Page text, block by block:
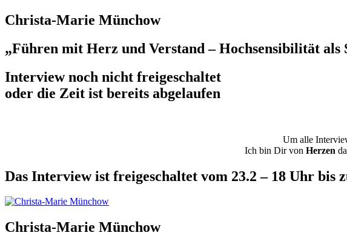
Christa-Marie Münchow
„Führen mit Herz und Verstand – Hochsensibilität als
Interview noch nicht freigeschaltet
oder die Zeit ist bereits abgelaufen
Um alle
Ich bin Dir von Herzen
Das Interview ist freigeschaltet vom 23.2 – 18 Uhr bis
Christa-Marie Münchow